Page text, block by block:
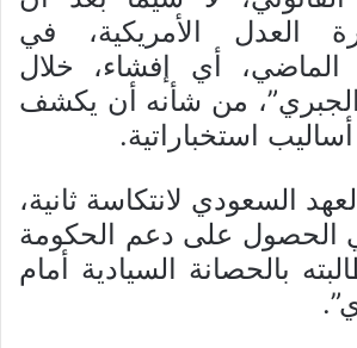
العدل الأمريكية، في
أي إفشاء، خلال
من شأنه أن يكشف
استخباراتية.
السعودي لانتكاسة ثانية،
على دعم الحكومة
بالحصانة السيادية أمام